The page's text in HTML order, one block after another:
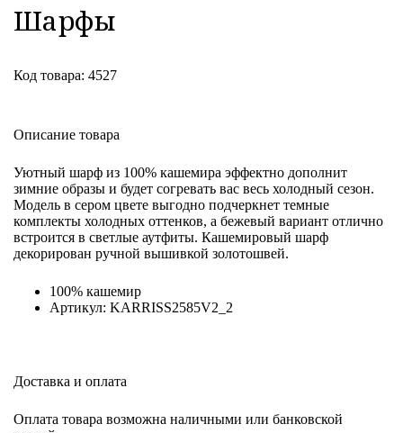
Шарфы
Код товара: 4527
Описание товара
Уютный шарф из 100% кашемира эффектно дополнит
зимние образы и будет согревать вас весь холодный сезон.
Модель в сером цвете выгодно подчеркнет темные
комплекты холодных оттенков, а бежевый вариант отлично
встроится в светлые аутфиты. Кашемировый шарф
декорирован ручной вышивкой золотошвей.
100% кашемир
Артикул: KARRISS2585V2_2
Доставка и оплата
Оплата товара возможна наличными или банковской